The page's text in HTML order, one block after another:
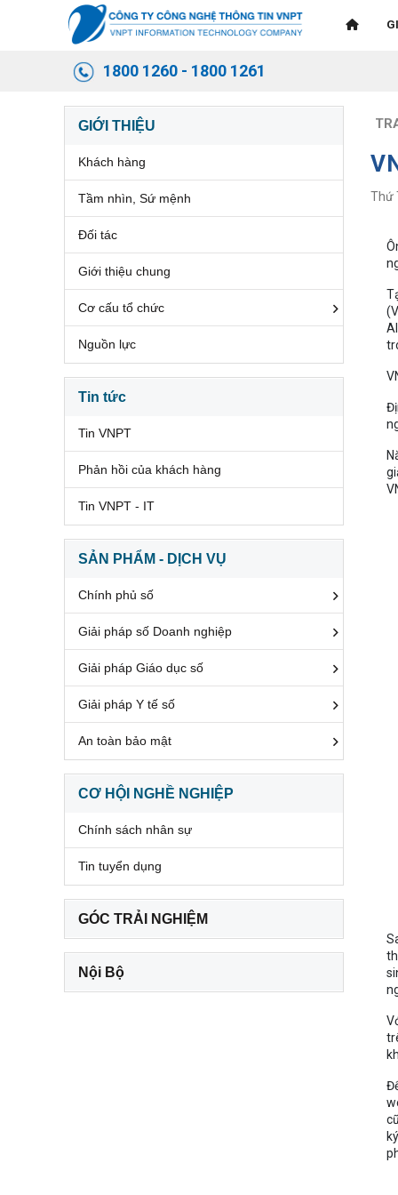
1800 1260 - 1800 1261
GIỚI THIỆU
Khách hàng
Tầm nhìn, Sứ mệnh
Đối tác
Giới thiệu chung
Cơ cấu tổ chức
Nguồn lực
Tin tức
Tin VNPT
Phản hồi của khách hàng
Tin VNPT - IT
SẢN PHẨM - DỊCH VỤ
Chính phủ số
Giải pháp số Doanh nghiệp
Giải pháp Giáo dục số
Giải pháp Y tế số
An toàn bảo mật
CƠ HỘI NGHỀ NGHIỆP
Chính sách nhân sự
Tin tuyển dụng
GÓC TRẢI NGHIỆM
Nội Bộ
Thứ